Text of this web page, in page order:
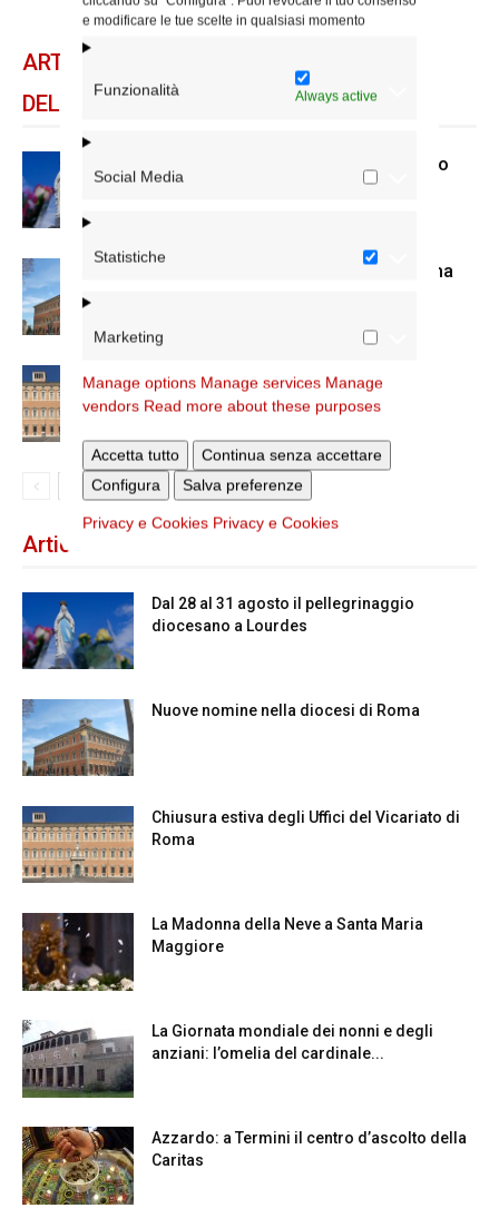
e modificare le tue scelte in qualsiasi momento
Funzionalità Always active
Social Media
Statistiche
Marketing
Manage options Manage services Manage
vendors Read more about these purposes
Accetta tutto
Continua senza accettare
Configura
Salva preferenze
Privacy e Cookies Privacy e Cookies
ARTICOLI CORRELATI
DELLO STESSO AUTORE
Dal 28 al 31 agosto il pellegrinaggio
diocesano a Lourdes
Nuove nomine nella diocesi di Roma
Chiusura estiva degli Uffici del
Vicariato di Roma
Articoli recenti
Dal 28 al 31 agosto il pellegrinaggio
diocesano a Lourdes
Nuove nomine nella diocesi di Roma
Chiusura estiva degli Uffici del Vicariato di
Roma
La Madonna della Neve a Santa Maria
Maggiore
La Giornata mondiale dei nonni e degli
anziani: l’omelia del cardinale...
Azzardo: a Termini il centro d’ascolto della
Caritas